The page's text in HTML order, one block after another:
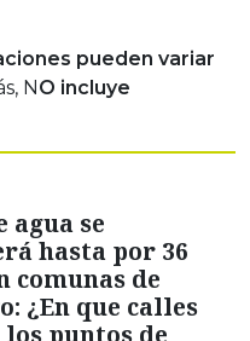
pueden variar
N O incluye
agua se
hasta por 36
comunas de
¿En que calles